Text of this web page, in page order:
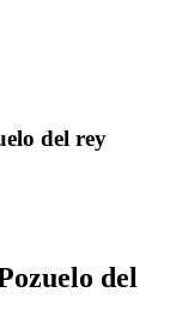
del rey
del